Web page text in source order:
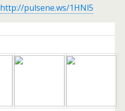
http://pulsene.ws/1HNl5